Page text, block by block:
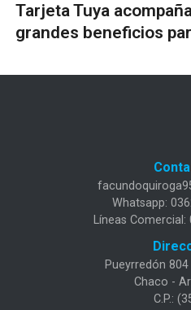
Tarjeta Tuya
grandes beneficios
Whatsapp:
Líneas
Pueyrredón
Chaco -
C.P.: